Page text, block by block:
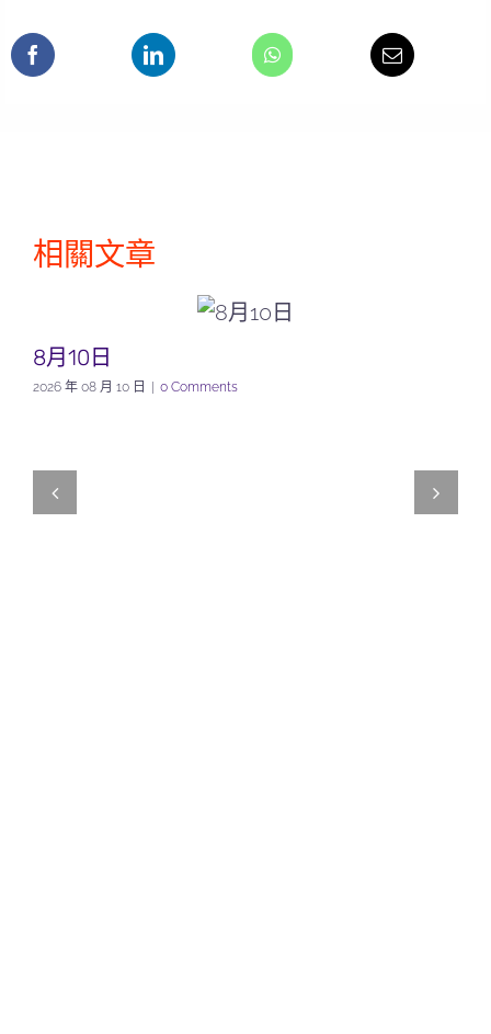
相關文章
8月10日
2026 年 08 月 10 日 0 Comments